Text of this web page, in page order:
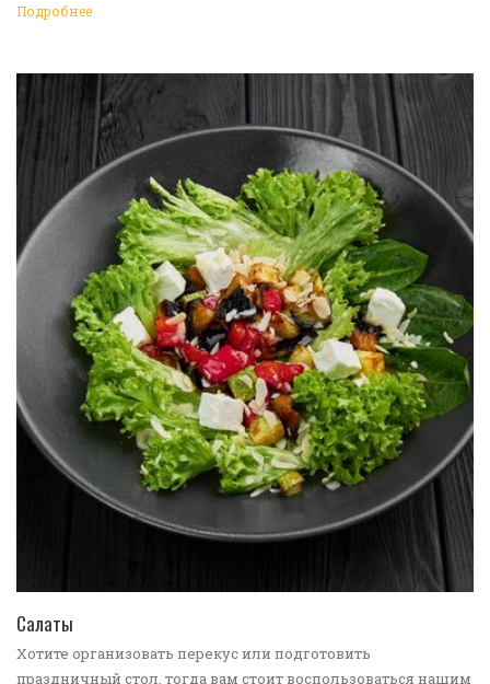
Подробнее
Салаты
Хотите организовать перекус или подготовить
праздничный стол, тогда вам стоит воспользоваться нашим